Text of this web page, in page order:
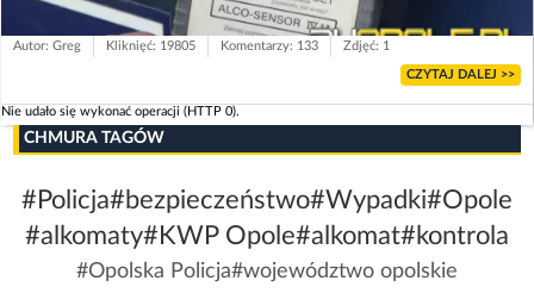
Autor: Greg Kliknięć: 19805 Komentarzy: 133 Zdjęć: 1
CZYTAJ DALEJ >>
Nie udało się wykonać operacji (HTTP 0).
CHMURA TAGÓW
#Policja#bezpieczeństwo#Wypadki#Opole
#alkomaty#KWP Opole#alkomat#kontrola
#Opolska Policja#województwo opolskie